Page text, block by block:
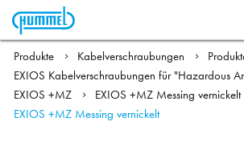
Produkte Kabelverschraubungen
EXIOS Kabelverschraubungen für "Hazardous
EXIOS +MZ
EXIOS +MZ Messing vernickelt
EXIOS +MZ Messing vernickelt